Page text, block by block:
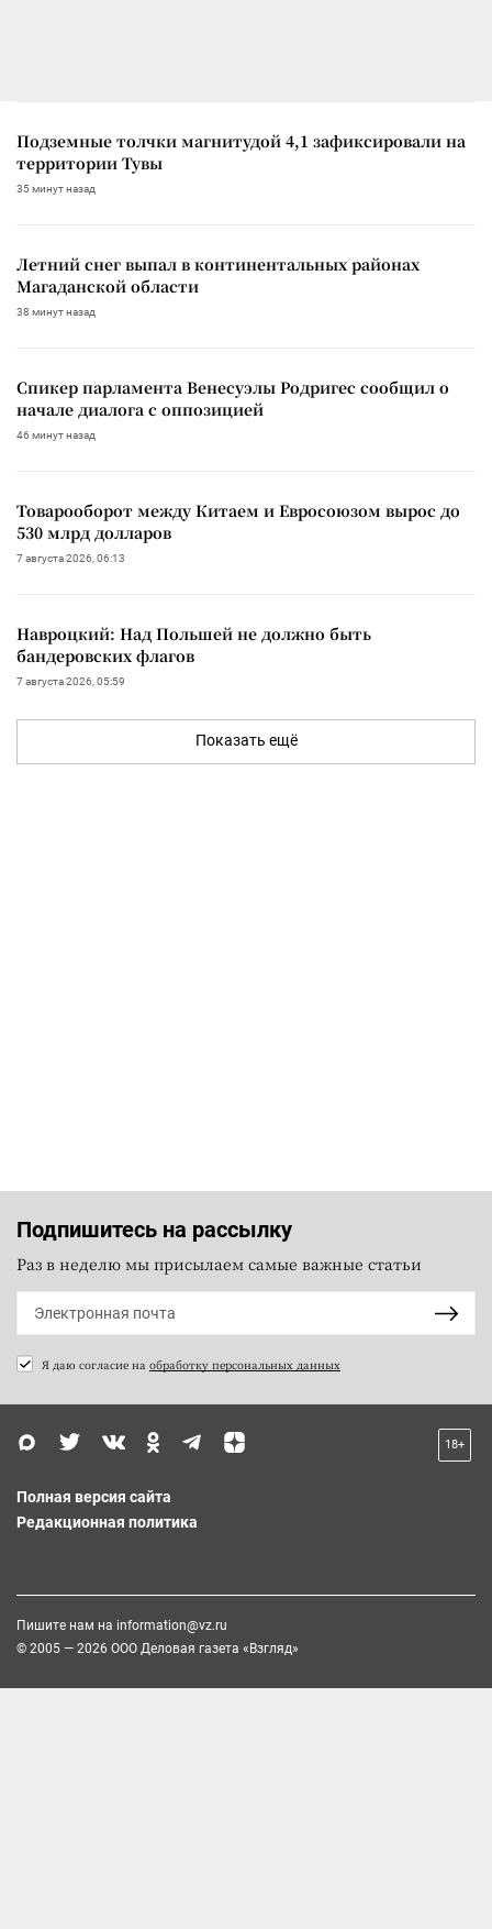
Подземные толчки магнитудой 4,1 зафиксировали на
территории Тувы
35 минут назад
Летний снег выпал в континентальных районах
Магаданской области
38 минут назад
Спикер парламента Венесуэлы Родригес сообщил о
начале диалога с оппозицией
46 минут назад
Товарооборот между Китаем и Евросоюзом вырос до
530 млрд долларов
7 августа 2026, 06:13
Навроцкий: Над Польшей не должно быть
бандеровских флагов
7 августа 2026, 05:59
Показать ещё
Подпишитесь на рассылку
Раз в неделю мы присылаем самые важные статьи
Я даю согласие на обработку персональных данных
18+
Полная версия сайта
Редакционная политика
Пишите нам на information@vz.ru
© 2005 — 2026 ООО Деловая газета «Взгляд»